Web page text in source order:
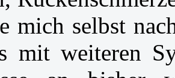
mich selbst
mit weiteren